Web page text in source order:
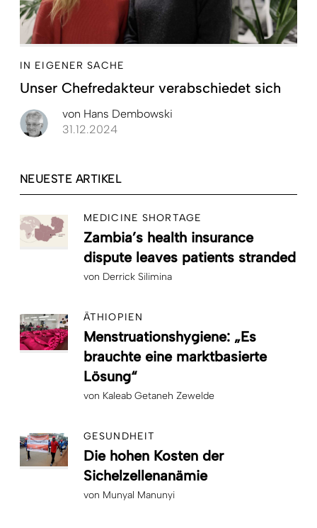
IN EIGENER SACHE
Unser Chefredakteur verabschiedet sich
von Hans Dembowski
31.12.2024
NEUESTE ARTIKEL
MEDICINE SHORTAGE
Zambia’s health insurance
dispute leaves patients stranded
von Derrick Silimina
ÄTHIOPIEN
Menstruationshygiene: „Es
brauchte eine marktbasierte
Lösung“
von Kaleab Getaneh Zewelde
GESUNDHEIT
Die hohen Kosten der
Sichelzellenanämie
von Munyal Manunyi